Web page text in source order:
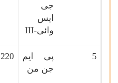
جی
ایس
وائی-III
5
پی ایم
جن من
220